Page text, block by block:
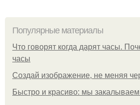
Популярные материалы
Что говорят когда дарят часы.
часы
Создай изображение, не меняя
Быстро и красиво: мы